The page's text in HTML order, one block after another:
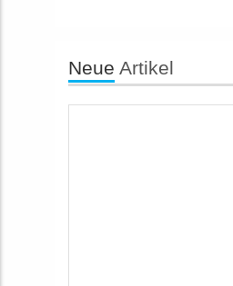
Neue Artikel